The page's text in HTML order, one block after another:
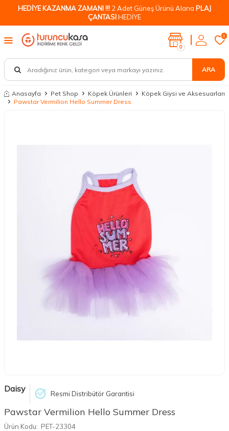
HEDİYE KAZANMA ZAMANI !!! 2 Adet Güneş Ürünü Alana PLAJ
ÇANTASIHEDİYE
ARA
0
0
Anasayfa Pet Shop Köpek Ürünleri
Köpek Giysi ve Aksesuarları
Pawstar Vermilion Hello Summer Dress
Daisy Resmi Distribütör Garantisi
Pawstar Vermilion Hello Summer Dress
Ürün Kodu: PET-23304